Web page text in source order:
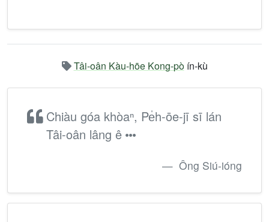
Tâi-oân Kàu-hōe Kong-pòín-kù
Chiàu góa khòaⁿ, Pe̍h-ōe-jī sī lán
Tâi-oân lâng ê
Ông Siú-ióng